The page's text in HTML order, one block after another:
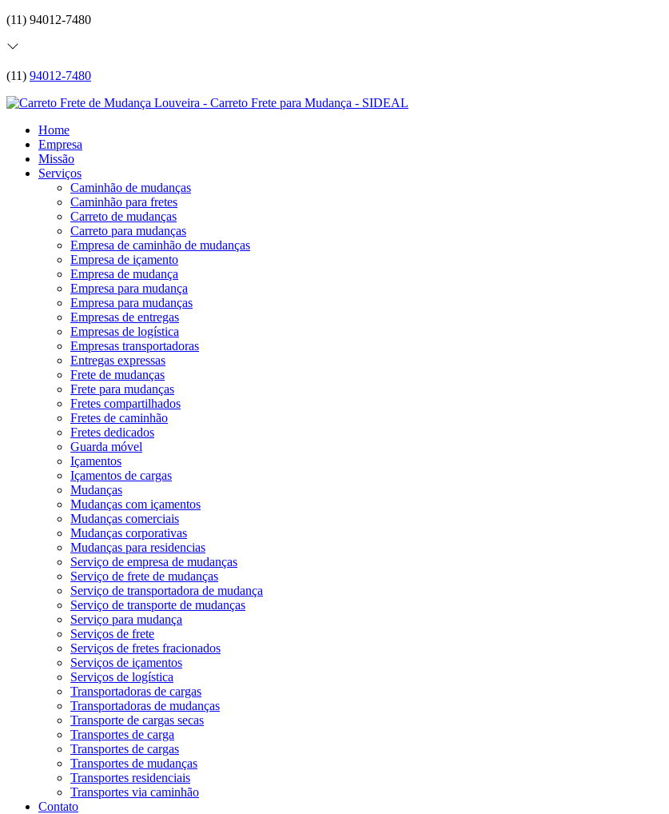
(11) 94012-7480
(11) 94012-7480
Home
Empresa
Missão
Serviços
Caminhão de mudanças
Caminhão para fretes
Carreto de mudanças
Carreto para mudanças
Empresa de caminhão de mudanças
Empresa de içamento
Empresa de mudança
Empresa para mudança
Empresa para mudanças
Empresas de entregas
Empresas de logística
Empresas transportadoras
Entregas expressas
Frete de mudanças
Frete para mudanças
Fretes compartilhados
Fretes de caminhão
Fretes dedicados
Guarda móvel
Içamentos
Içamentos de cargas
Mudanças
Mudanças com içamentos
Mudanças comerciais
Mudanças corporativas
Mudanças para residencias
Serviço de empresa de mudanças
Serviço de frete de mudanças
Serviço de transportadora de mudança
Serviço de transporte de mudanças
Serviço para mudança
Serviços de frete
Serviços de fretes fracionados
Serviços de içamentos
Serviços de logística
Transportadoras de cargas
Transportadoras de mudanças
Transporte de cargas secas
Transportes de carga
Transportes de cargas
Transportes de mudanças
Transportes residenciais
Transportes via caminhão
Contato